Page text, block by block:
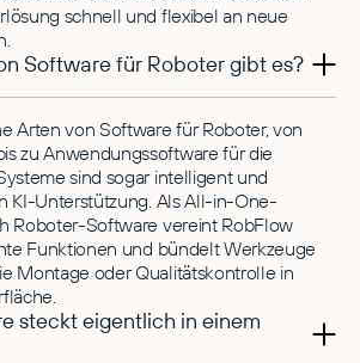
schnell und flexibel an neue
Software für Roboter gibt es?
Arten von Software für Roboter, von
zu Anwendungssoftware für die
sind sogar intelligent und
KI-Unterstützung. Als All-in-One-
Roboter-Software vereint RobFlow
Funktionen und bündelt Werkzeuge
Montage oder Qualitätskontrolle in
steckt eigentlich in einem